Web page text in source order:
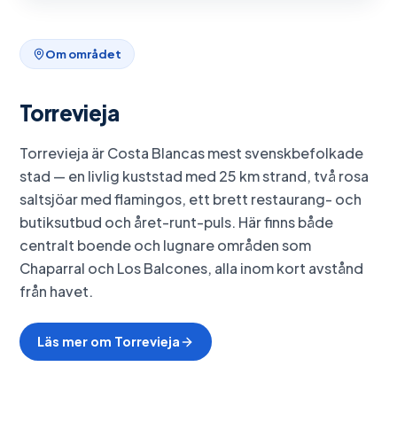
Om området
Torrevieja
Torrevieja är Costa Blancas mest svenskbefolkade
stad — en livlig kuststad med 25 km strand, två rosa
saltsjöar med flamingos, ett brett restaurang- och
butiksutbud och året-runt-puls. Här finns både
centralt boende och lugnare områden som
Chaparral och Los Balcones, alla inom kort avstånd
från havet.
Läs mer om Torrevieja